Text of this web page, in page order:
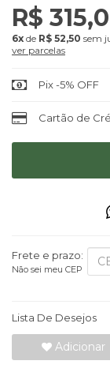
R$
6x de R$ 52,50 sem
ver parcelas
Pix -5% OFF
Cartão de
Frete e prazo:
Não sei meu CEP
Lista De Desejos
Adicionar